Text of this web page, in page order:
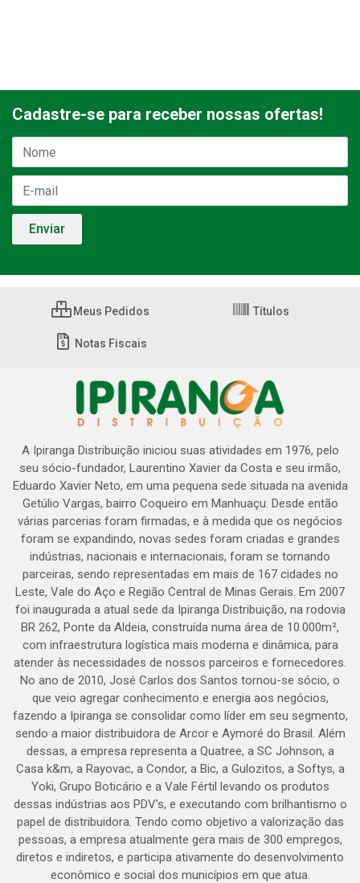
Cadastre-se para receber nossas ofertas!
Meus Pedidos Títulos
Notas Fiscais
A Ipiranga Distribuição iniciou suas atividades em 1976, pelo
seu sócio-fundador, Laurentino Xavier da Costa e seu irmão,
Eduardo Xavier Neto, em uma pequena sede situada na avenida
Getúlio Vargas, bairro Coqueiro em Manhuaçu. Desde então
várias parcerias foram firmadas, e à medida que os negócios
foram se expandindo, novas sedes foram criadas e grandes
indústrias, nacionais e internacionais, foram se tornando
parceiras, sendo representadas em mais de 167 cidades no
Leste, Vale do Aço e Região Central de Minas Gerais. Em 2007
foi inaugurada a atual sede da Ipiranga Distribuição, na rodovia
BR 262, Ponte da Aldeia, construída numa área de 10.000m²,
com infraestrutura logística mais moderna e dinâmica, para
atender às necessidades de nossos parceiros e fornecedores.
No ano de 2010, José Carlos dos Santos tornou-se sócio, o
que veio agregar conhecimento e energia aos negócios,
fazendo a Ipiranga se consolidar como líder em seu segmento,
sendo a maior distribuidora de Arcor e Aymoré do Brasil. Além
dessas, a empresa representa a Quatree, a SC Johnson, a
Casa k&m, a Rayovac, a Condor, a Bic, a Gulozitos, a Softys, a
Yoki, Grupo Boticário e a Vale Fértil levando os produtos
dessas indústrias aos PDV’s, e executando com brilhantismo o
papel de distribuidora. Tendo como objetivo a valorização das
pessoas, a empresa atualmente gera mais de 300 empregos,
diretos e indiretos, e participa ativamente do desenvolvimento
econômico e social dos municípios em que atua.